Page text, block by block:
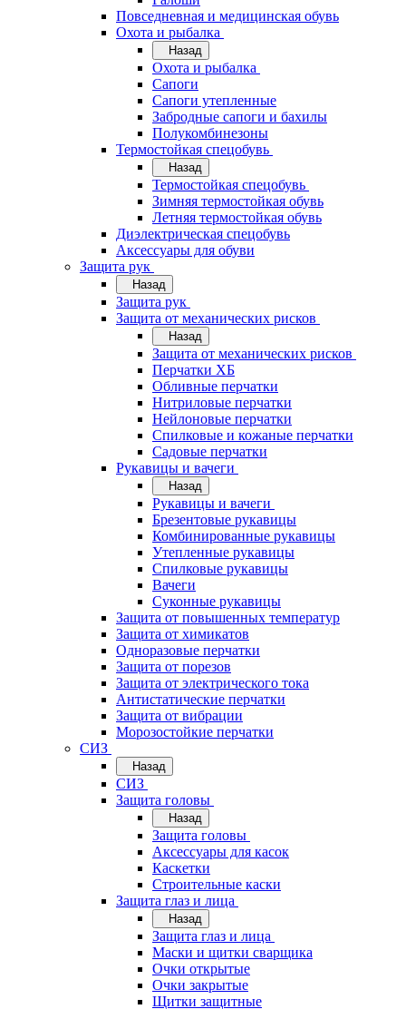
Повседневная и медицинская обувь
Охота и рыбалка
Назад
Охота и рыбалка
Сапоги
Сапоги утепленные
Забродные сапоги и бахилы
Полукомбинезоны
Термостойкая спецобувь
Назад
Термостойкая спецобувь
Зимняя термостойкая обувь
Летняя термостойкая обувь
Диэлектрическая спецобувь
Аксессуары для обуви
Защита рук
Назад
Защита рук
Защита от механических рисков
Назад
Защита от механических рисков
Перчатки ХБ
Обливные перчатки
Нитриловые перчатки
Нейлоновые перчатки
Спилковые и кожаные перчатки
Садовые перчатки
Рукавицы и вачеги
Назад
Рукавицы и вачеги
Брезентовые рукавицы
Комбинированные рукавицы
Утепленные рукавицы
Спилковые рукавицы
Вачеги
Суконные рукавицы
Защита от повышенных температур
Защита от химикатов
Одноразовые перчатки
Защита от порезов
Защита от электрического тока
Антистатические перчатки
Защита от вибрации
Морозостойкие перчатки
СИЗ
Назад
СИЗ
Защита головы
Назад
Защита головы
Аксессуары для касок
Каскетки
Строительные каски
Защита глаз и лица
Назад
Защита глаз и лица
Маски и щитки сварщика
Очки открытые
Очки закрытые
Щитки защитные